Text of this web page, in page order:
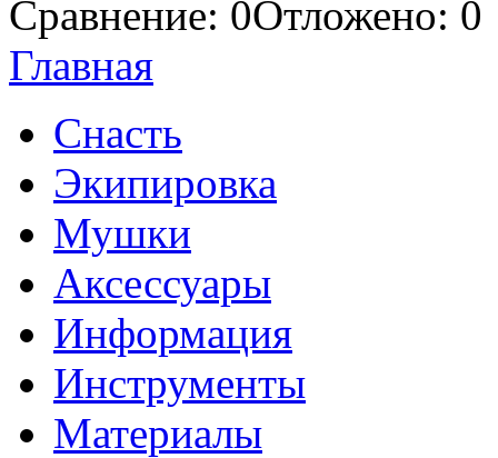
Сравнение: 0Отложено: 0
Главная
Снасть
Экипировка
Мушки
Аксессуары
Информация
Инструменты
Материалы